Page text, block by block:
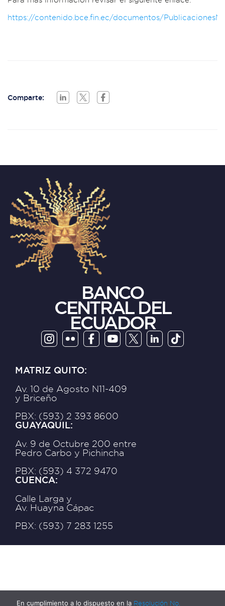
https://contenido.bce.fin.ec/documentos/
Comparte:
BANCO
CENTRAL DEL
ECUADOR
MATRIZ QUITO:
Av. 10 de Agosto N11-409
y Briceño
PBX: (593) 2 393 8600
GUAYAQUIL:
Av. 9 de Octubre 200 entre
Pedro Carbo y Pichincha
PBX: (593) 4 372 9470
CUENCA:
Calle Larga y
Av. Huayna Cápac
PBX: (593) 7 283 1255
En cumplimiento a lo dispuesto en la Resolución No.